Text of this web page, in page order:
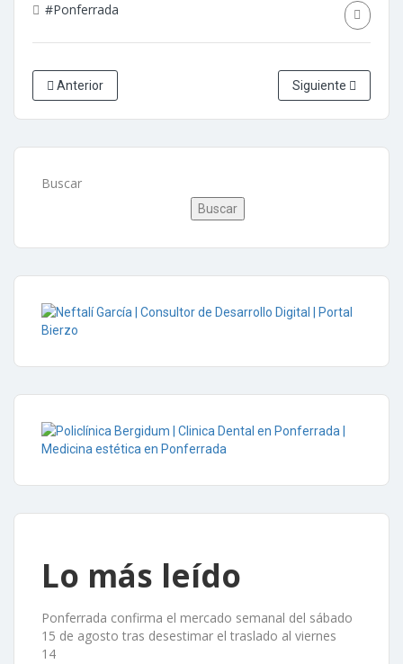
#Ponferrada
Anterior Siguiente
Buscar
Buscar
Lo más leído
Ponferrada confirma el mercado semanal del sábado
15 de agosto tras desestimar el traslado al viernes
14